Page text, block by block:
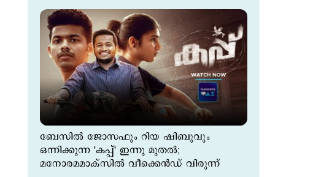
ബേസിൽ ജോസഫും റിയ ഷിബുവും
ഒന്നിക്കുന്ന 'കപ്പ്' ഇന്നു മുതൽ;
മനോരമമാക്സിൽ വീക്കെൻഡ് വിരുന്ന്